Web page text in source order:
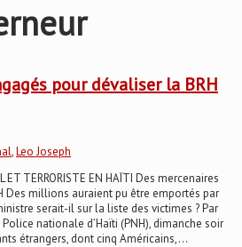
pour dévaliser la BRH
,Leo Joseph
ET TERRORISTE EN HAÏTI Des mercenaires
Des millions auraient pu être emportés par
serait-il sur la liste des victimes ? Par
nationale d’Haïti (PNH), dimanche soir
étrangers, dont cinq Américains,...